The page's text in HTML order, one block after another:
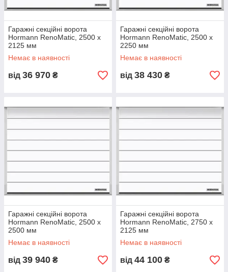
Гаражні секційні ворота
Hormann RenoMatic, 2500 x
2125 мм
Немає в наявності
від 36 970 ₴
Гаражні секційні ворота
Hormann RenoMatic, 2500 x
2250 мм
Немає в наявності
від 38 430 ₴
Гаражні секційні ворота
Hormann RenoMatic, 2500 x
2500 мм
Немає в наявності
від 39 940 ₴
Гаражні секційні ворота
Hormann RenoMatic, 2750 x
2125 мм
Немає в наявності
від 44 100 ₴